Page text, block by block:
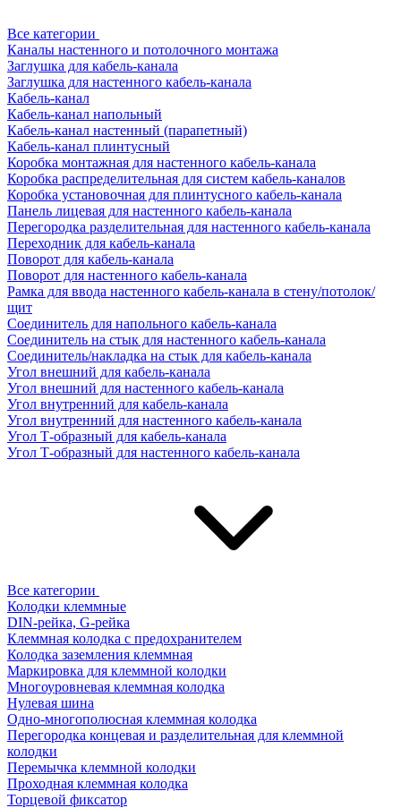
Все категории
Каналы настенного и потолочного монтажа
Заглушка для кабель-канала
Заглушка для настенного кабель-канала
Кабель-канал
Кабель-канал напольный
Кабель-канал настенный (парапетный)
Кабель-канал плинтусный
Коробка монтажная для настенного кабель-канала
Коробка распределительная для систем кабель-каналов
Коробка установочная для плинтусного кабель-канала
Панель лицевая для настенного кабель-канала
Перегородка разделительная для настенного кабель-канала
Переходник для кабель-канала
Поворот для кабель-канала
Поворот для настенного кабель-канала
Рамка для ввода настенного кабель-канала в стену/потолок/
щит
Соединитель для напольного кабель-канала
Соединитель на стык для настенного кабель-канала
Соединитель/накладка на стык для кабель-канала
Угол внешний для кабель-канала
Угол внешний для настенного кабель-канала
Угол внутренний для кабель-канала
Угол внутренний для настенного кабель-канала
Угол Т-образный для кабель-канала
Угол Т-образный для настенного кабель-канала
Все категории
Колодки клеммные
DIN-рейка, G-рейка
Клеммная колодка с предохранителем
Колодка заземления клеммная
Маркировка для клеммной колодки
Многоуровневая клеммная колодка
Нулевая шина
Одно-многополюсная клеммная колодка
Перегородка концевая и разделительная для клеммной
колодки
Перемычка клеммной колодки
Проходная клеммная колодка
Торцевой фиксатор